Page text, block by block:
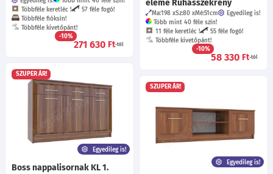
Többféle keretléc !
57 féle fogó!
Többféle fióksín!
Többféle kivetőpánt!
-10%
271 630 Ft-tól
eleme Ruhásszekrény
Ma:198 Sz:80 Mé:51cm
Egyedileg is!
Több mint 40 féle szín!
11 féle keretléc !
55 féle fogó!
Többféle kivetőpánt!
-10%
58 330 Ft-tól
SZUPER ÁR!
Egyedileg is!
Boss nappalisornak KL 1.
SZUPER ÁR!
Egyedileg is!